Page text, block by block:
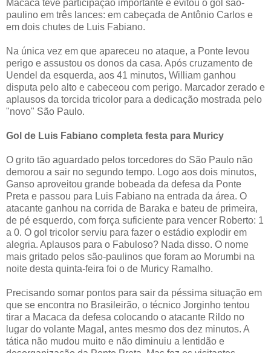
Macaca teve participação importante e evitou o gol são-
paulino em três lances: em cabeçada de Antônio Carlos e
em dois chutes de Luis Fabiano.
Na única vez em que apareceu no ataque, a Ponte levou
perigo e assustou os donos da casa. Após cruzamento de
Uendel da esquerda, aos 41 minutos, William ganhou
disputa pelo alto e cabeceou com perigo. Marcador zerado e
aplausos da torcida tricolor para a dedicação mostrada pelo
"novo" São Paulo.
Gol de Luis Fabiano completa festa para Muricy
O grito tão aguardado pelos torcedores do São Paulo não
demorou a sair no segundo tempo. Logo aos dois minutos,
Ganso aproveitou grande bobeada da defesa da Ponte
Preta e passou para Luis Fabiano na entrada da área. O
atacante ganhou na corrida de Baraka e bateu de primeira,
de pé esquerdo, com força suficiente para vencer Roberto: 1
a 0. O gol tricolor serviu para fazer o estádio explodir em
alegria. Aplausos para o Fabuloso? Nada disso. O nome
mais gritado pelos são-paulinos que foram ao Morumbi na
noite desta quinta-feira foi o de Muricy Ramalho.
Precisando somar pontos para sair da péssima situação em
que se encontra no Brasileirão, o técnico Jorginho tentou
tirar a Macaca da defesa colocando o atacante Rildo no
lugar do volante Magal, antes mesmo dos dez minutos. A
tática não mudou muito e não diminuiu a lentidão e